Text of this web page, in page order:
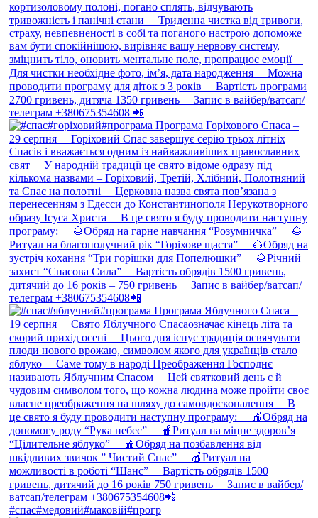
#спас#медовий#маковій#прогр